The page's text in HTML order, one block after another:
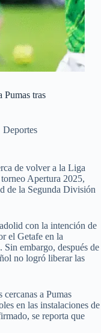
Pumas tras
Deportes
de volver a la Liga
Apertura 2025,
de la Segunda División
con la intención de
el Getafe en la
embargo, después de
no logró liberar las
cercanas a Pumas
en las instalaciones de
se reporta que